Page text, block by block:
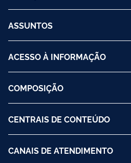
ASSUNTOS
ACESSO À INFORMAÇÃO
COMPOSIÇÃO
CENTRAIS DE CONTEÚDO
CANAIS DE ATENDIMENTO